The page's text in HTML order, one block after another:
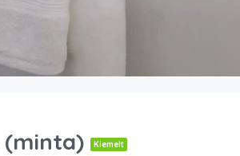
(minta) Kiemelt